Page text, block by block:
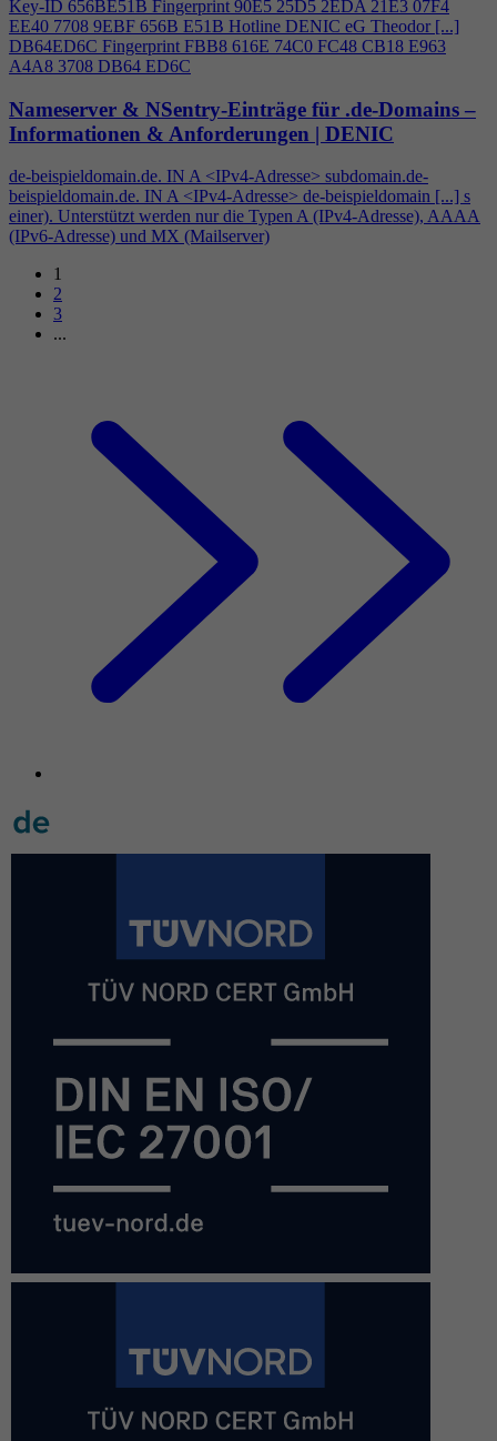
Key-ID 656BE51B Fingerprint 90E5 25D5 2EDA 21E3 07F4
EE40 7708 9EBF 656B E51B Hotline DENIC eG Theodor [...]
DB64ED6C Fingerprint FBB8 616E 74C0 FC48 CB18 E963
A4A8 3708 DB64 ED6C
Nameserver & NSentry-Einträge für .de-Domains –
Informationen & Anforderungen | DENIC
de-beispieldomain.de. IN A <IPv4-Adresse> subdomain.de-
beispieldomain.de. IN A <IPv4-Adresse> de-beispieldomain [...] s
einer). Unterstützt werden nur die Typen A (IPv4-Adresse), AAAA
(IPv6-Adresse) und MX (Mailserver)
1
2
3
...